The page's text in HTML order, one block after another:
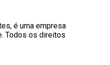
é uma empresa
Todos os direitos